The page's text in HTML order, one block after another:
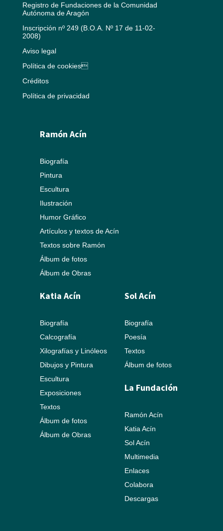
Registro de Fundaciones de la Comunidad
Autónoma de Aragón
Inscripción nº 249 (B.O.A. Nº 17 de 11-02-
2008)
Aviso legal
Política de cookies
Créditos
Política de privacidad
Ramón Acín
Biografía
Pintura
Escultura
Ilustración
Humor Gráfico
Artículos y textos de Acín
Textos sobre Ramón
Álbum de fotos
Álbum de Obras
Katia Acín
Biografía
Calcografía
Xilografías y Linóleos
Dibujos y Pintura
Escultura
Exposiciones
Textos
Álbum de fotos
Álbum de Obras
Sol Acín
Biografía
Poesía
Textos
Álbum de fotos
La Fundación
Ramón Acín
Katia Acín
Sol Acín
Multimedia
Enlaces
Colabora
Descargas